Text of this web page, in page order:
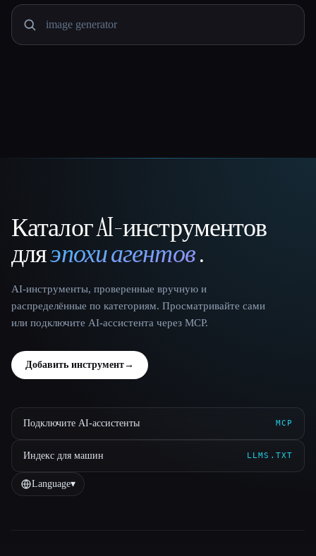
That AI Collection
Каталог AI-инструментов
дляэпохи агентов.
AI-инструменты, проверенные вручную и
распределённые по категориям. Просматривайте сами
или подключите AI-ассистента через MCP.
Добавить инструмент→
Подключите AI-ассистенты MCP
Индекс для машин LLMS.TXT
Language▾